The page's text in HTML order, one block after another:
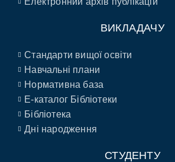
ВИКЛАДАЧУ
Стандарти вищої освіти
Навчальні плани
Нормативна база
E-каталог Бібліотеки
Бібліотека
Дні народження
СТУДЕНТУ